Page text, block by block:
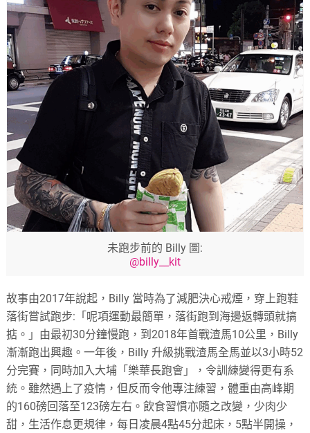
未跑步前的 Billy 圖:
@billy__kit
故事由2017年說起，Billy 當時為了減肥決心戒煙，穿上跑鞋
落街嘗試跑步:「呢項運動最簡單，落街跑到海邊返轉頭就搞
掂。」由最初30分鐘慢跑，到2018年首戰渣馬10公里，Billy
漸漸跑出興趣。一年後，Billy 升級挑戰渣馬全馬並以3小時52
分完賽，同時加入大埔「樂華長跑會」，令訓練變得更有系
統。雖然遇上了疫情，但反而令他專注練習， 體重由高峰期
的160磅回落至123磅左右。飲食習慣亦隨之改變，少肉少
甜，生活作息更規律，每日凌晨4點45分起床，5點半開操，